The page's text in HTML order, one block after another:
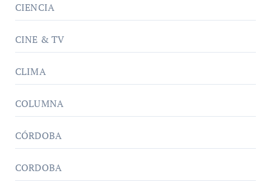
CIENCIA
CINE & TV
CLIMA
COLUMNA
CÓRDOBA
CORDOBA